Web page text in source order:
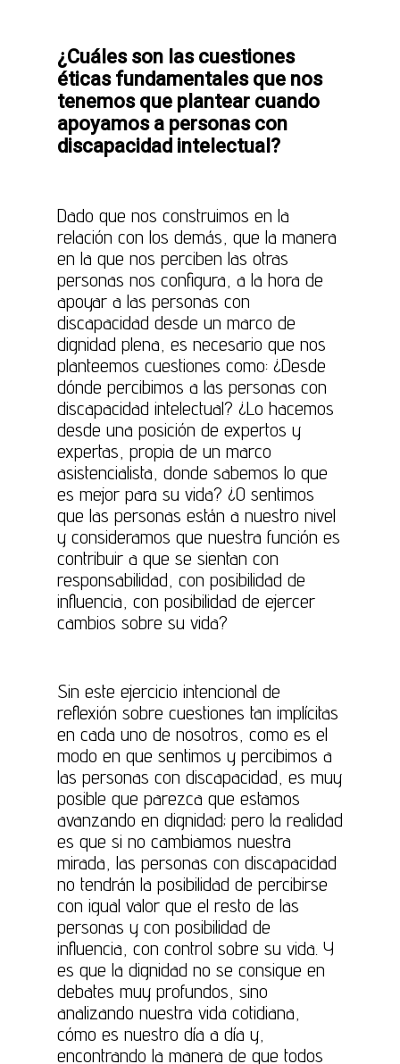
¿Cuáles son las cuestiones
éticas fundamentales que nos
tenemos que plantear cuando
apoyamos a personas con
discapacidad intelectual?
Dado que nos construimos en la
relación con los demás, que la manera
en la que nos perciben las otras
personas nos configura, a la hora de
apoyar a las personas con
discapacidad desde un marco de
dignidad plena, es necesario que nos
planteemos cuestiones como: ¿Desde
dónde percibimos a las personas con
discapacidad intelectual? ¿Lo hacemos
desde una posición de expertos y
expertas, propia de un marco
asistencialista, donde sabemos lo que
es mejor para su vida? ¿O sentimos
que las personas están a nuestro nivel
y consideramos que nuestra función es
contribuir a que se sientan con
responsabilidad, con posibilidad de
influencia, con posibilidad de ejercer
cambios sobre su vida?
Sin este ejercicio intencional de
reflexión sobre cuestiones tan implícitas
en cada uno de nosotros, como es el
modo en que sentimos y percibimos a
las personas con discapacidad, es muy
posible que parezca que estamos
avanzando en dignidad; pero la realidad
es que si no cambiamos nuestra
mirada, las personas con discapacidad
no tendrán la posibilidad de percibirse
con igual valor que el resto de las
personas y con posibilidad de
influencia, con control sobre su vida. Y
es que la dignidad no se consigue en
debates muy profundos, sino
analizando nuestra vida cotidiana,
cómo es nuestro día a día y,
encontrando la manera de que todos